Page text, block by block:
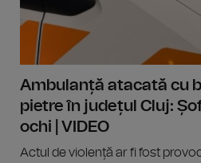
Ambulanță atacată cu
pietre în județul Cluj:
ochi | VIDEO
Actul de violență ar fi fost